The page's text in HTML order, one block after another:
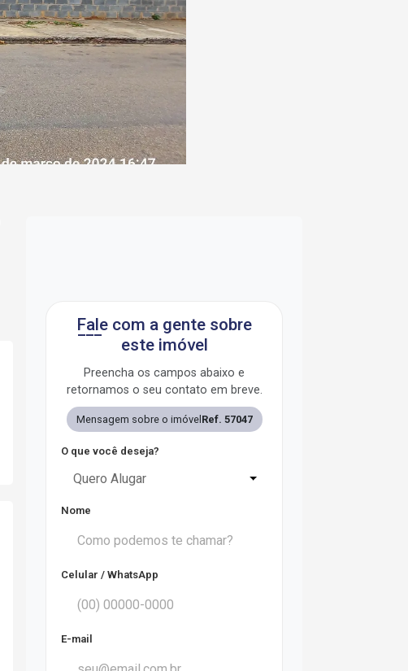
Fale com a gente sobre
este imóvel
Preencha os campos abaixo e
retornamos o seu contato em breve.
Mensagem sobre o imóvel Ref. 57047
O que você deseja?
Quero Alugar
Nome
Celular / WhatsApp
E-mail